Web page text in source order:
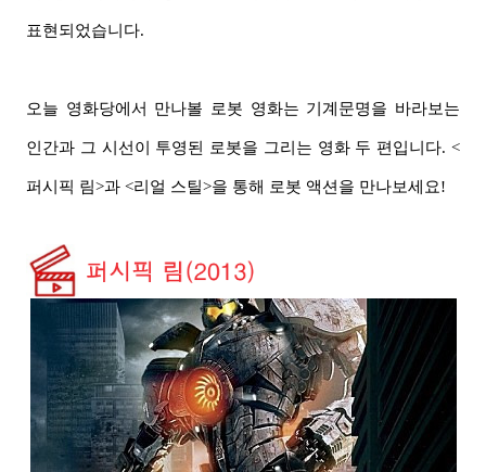
표현되었습니다.
오늘 영화당에서 만나볼 로봇 영화는 기계문명을 바라보는
인간과 그 시선이 투영된 로봇을 그리는 영화 두 편입니다. <
퍼시픽 림>과 <리얼 스틸>을 통해 로봇 액션을 만나보세요!